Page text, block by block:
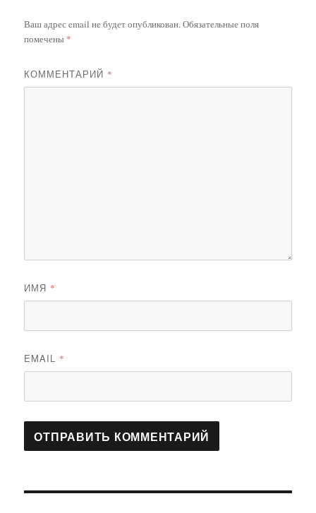
Ваш адрес email не будет опубликован.Обязательные поля
помечены *
КОММЕНТАРИЙ *
ИМЯ *
EMAIL *